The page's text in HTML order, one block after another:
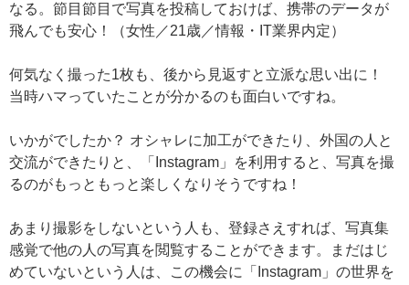
なる。節目節目で写真を投稿しておけば、携帯のデータが
飛んでも安心！（女性／21歳／情報・IT業界内定）
何気なく撮った1枚も、後から見返すと立派な思い出に！
当時ハマっていたことが分かるのも面白いですね。
いかがでしたか？ オシャレに加工ができたり、外国の人と
交流ができたりと、「Instagram」を利用すると、写真を撮
るのがもっともっと楽しくなりそうですね！
あまり撮影をしないという人も、登録さえすれば、写真集
感覚で他の人の写真を閲覧することができます。まだはじ
めていないという人は、この機会に「Instagram」の世界を